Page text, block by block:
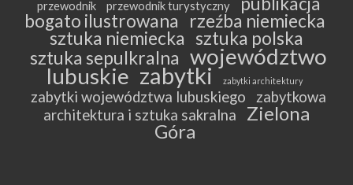
przewodnik przewodnik turystyczny
bogato ilustrowana
rzeźba niemiecka
sztuka niemiecka sztuka polska
sztuka sepulkralna województwo
lubuskie zabytki zabytki architektury
zabytki województwa lubuskiego
zabytkowa
architektura i sztuka sakralna
Zielona
Góra